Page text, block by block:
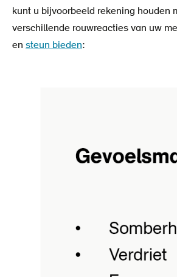
kunt u bijvoorbeeld rekening houden
verschillende rouwreacties van uw
en steun bieden: